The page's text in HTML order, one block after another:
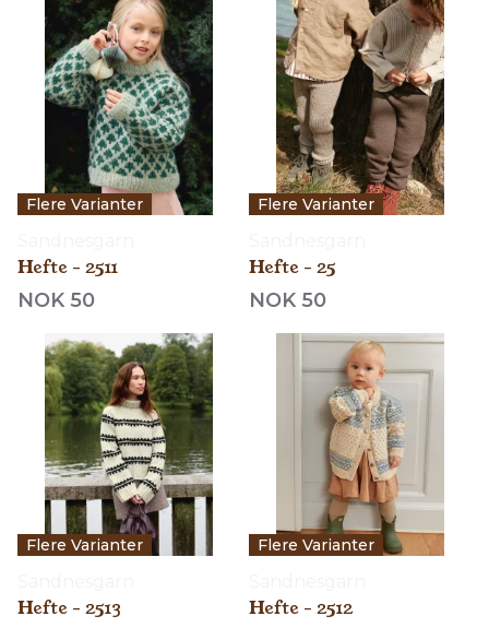
Flere Varianter
Hefte - 2511
NOK 50
Flere Varianter
Hefte - 25
NOK 50
Flere Varianter
Hefte - 2513
Flere Varianter
Hefte - 2512